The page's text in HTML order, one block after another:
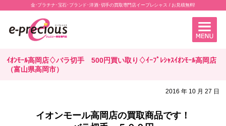
金･プラチナ･宝石･ブランド･洋酒･切手の買取専門店イープレシャス / お見積無料!
ｲｵﾝﾓｰﾙ高岡店♢バラ切手 500円買い取り♢ｲｰﾌﾟﾚｼｬｽｲｵﾝﾓｰﾙ高岡店
（富山県高岡市）
2016 年 10 月 27 日
イオンモール高岡店の買取商品です！